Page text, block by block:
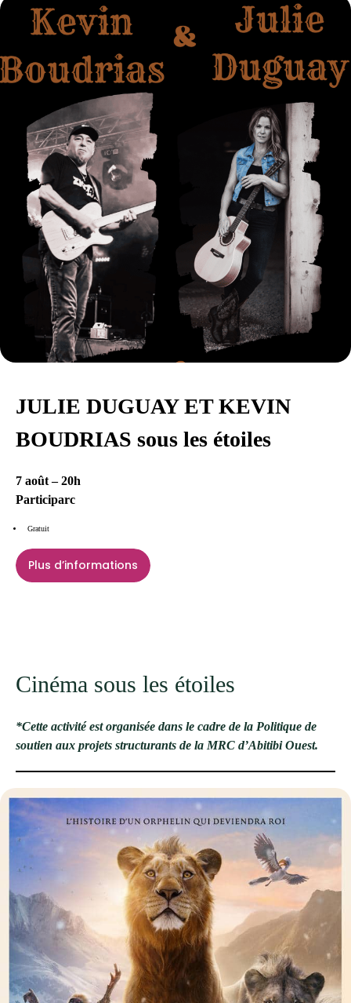
JULIE DUGUAY ET KEVIN
BOUDRIAS sous les étoiles
7 août – 20h
Participarc
Gratuit
Plus d’informations
Cinéma sous les étoiles
*Cette activité est organisée dans le cadre de la Politique de
soutien aux projets structurants de la MRC d’Abitibi Ouest.